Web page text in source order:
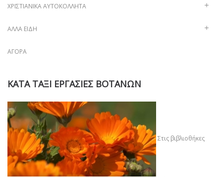
ΧΡΙΣΤΙΑΝΙΚΆ ΑΥΤΟΚΌΛΛΗΤΑ
ΑΛΛΑ ΕΙΔΗ
ΑΓΟΡΆ
ΚΑΤΑ ΤΑΞΙ ΕΡΓΑΣΙΕΣ ΒΟΤΑΝΩΝ
Στις βιβλιοθήκες